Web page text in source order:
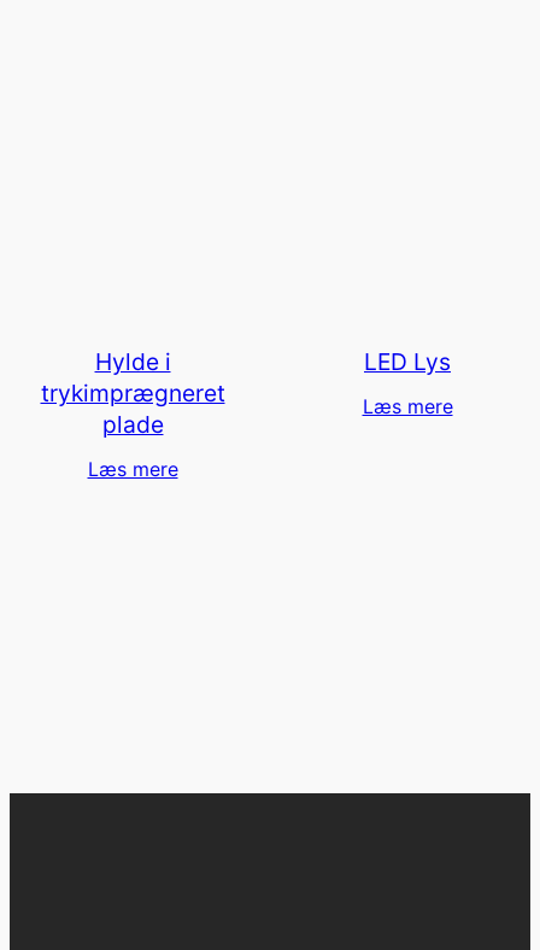
Hylde i
trykimprægneret
plade
Læs mere
LED Lys
Læs mere